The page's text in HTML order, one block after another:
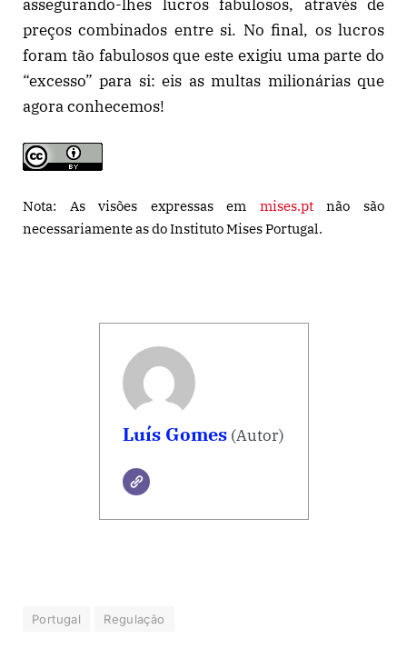
assegurando-lhes lucros fabulosos, através de
preços combinados entre si. No final, os lucros
foram tão fabulosos que este exigiu uma parte do
“excesso” para si: eis as multas milionárias que
agora conhecemos!
Nota: As visões expressas em mises.ptnão são
necessariamente as do Instituto Mises Portugal.
Luís Gomes (Autor)
Portugal Regulação